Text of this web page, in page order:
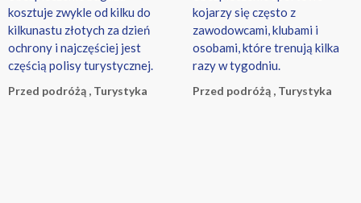
je kupić?
kosztuje zwykle od kilku do
kilkunastu złotych za dzień
ochrony i najczęściej jest
częścią polisy turystycznej.
Przed podróżą , Turystyka
kojarzy się często z
zawodowcami, klubami i
osobami, które trenują kilka
razy w tygodniu.
Przed podróżą , Turystyka